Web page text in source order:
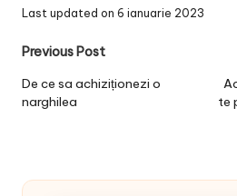
Last updated on 6 ianuarie 2023
Post
navigation
Previous Post
De ce sa achiziționezi o
narghilea
te